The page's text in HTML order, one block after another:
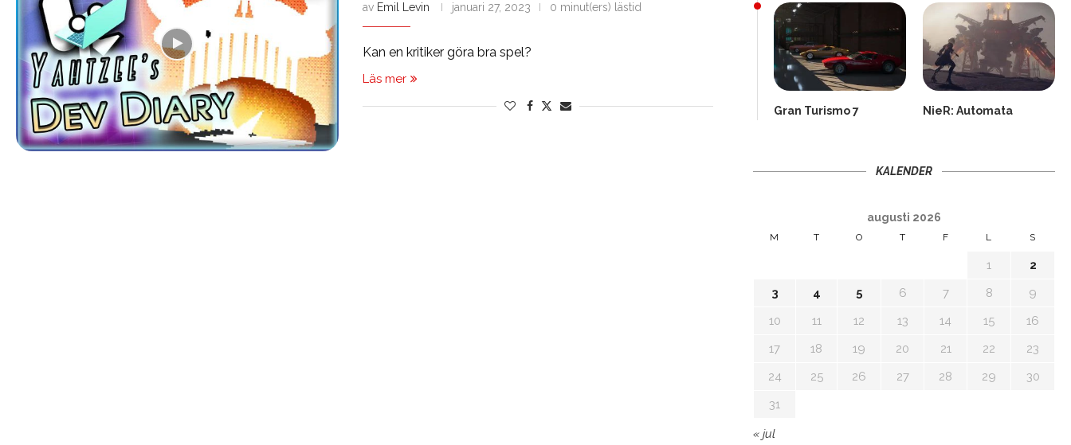
av Emil Levin januari 27, 2023 0 minut(ers) lästid
Kan en kritiker göra bra spel?
Läs mer
Gran Turismo 7 NieR: Automata
KALENDER
augusti 2026
M T O T F L S
1
2
3
4 5 6 7 8
9
10
11 12 13 14 15
16
17
18 19 20 21 22
23
24
25 26 27 28 29
30
31
« jul